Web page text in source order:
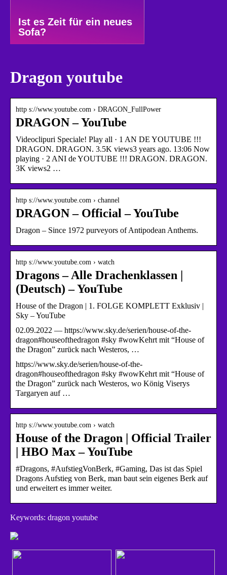
Ist es Zeit für ein neues
Sofa?
Dragon youtube
http s://www.youtube.com › DRAGON_FullPower
DRAGON – YouTube
Videoclipuri Speciale! Play all · 1 AN DE YOUTUBE !!!
DRAGON. DRAGON. 3.5K views3 years ago. 13:06 Now
playing · 2 ANI de YOUTUBE !!! DRAGON. DRAGON.
3K views2 …
http s://www.youtube.com › channel
DRAGON – Official – YouTube
Dragon – Since 1972 purveyors of Antipodean Anthems.
http s://www.youtube.com › watch
Dragons – Alle Drachenklassen |
(Deutsch) – YouTube
House of the Dragon | 1. FOLGE KOMPLETT Exklusiv |
Sky – YouTube
02.09.2022 — https://www.sky.de/serien/house-of-the-
dragon#houseofthedragon #sky #wowKehrt mit “House of
the Dragon” zurück nach Westeros, …
https://www.sky.de/serien/house-of-the-
dragon#houseofthedragon #sky #wowKehrt mit “House of
the Dragon” zurück nach Westeros, wo König Viserys
Targaryen auf …
http s://www.youtube.com › watch
House of the Dragon | Official Trailer
| HBO Max – YouTube
#Dragons, #AufstiegVonBerk, #Gaming, Das ist das Spiel
Dragons Aufstieg von Berk, man baut sein eigenes Berk auf
und erweitert es immer weiter.
Keywords: dragon youtube